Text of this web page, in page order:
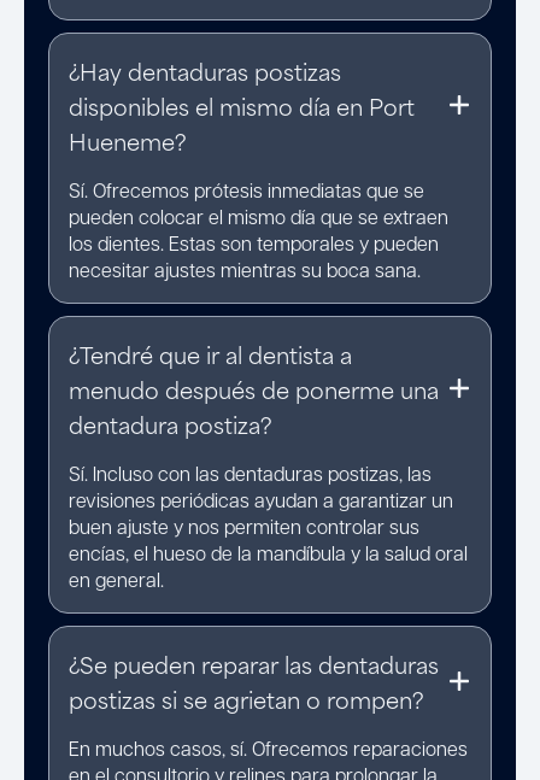
¿Hay dentaduras postizas
disponibles el mismo día en Port
Hueneme?
Sí. Ofrecemos prótesis inmediatas que se
pueden colocar el mismo día que se extraen
los dientes. Estas son temporales y pueden
necesitar ajustes mientras su boca sana.
¿Tendré que ir al dentista a
menudo después de ponerme una
dentadura postiza?
Sí. Incluso con las dentaduras postizas, las
revisiones periódicas ayudan a garantizar un
buen ajuste y nos permiten controlar sus
encías, el hueso de la mandíbula y la salud oral
en general.
¿Se pueden reparar las dentaduras
postizas si se agrietan o rompen?
En muchos casos, sí. Ofrecemos reparaciones
en el consultorio y relines para prolongar la